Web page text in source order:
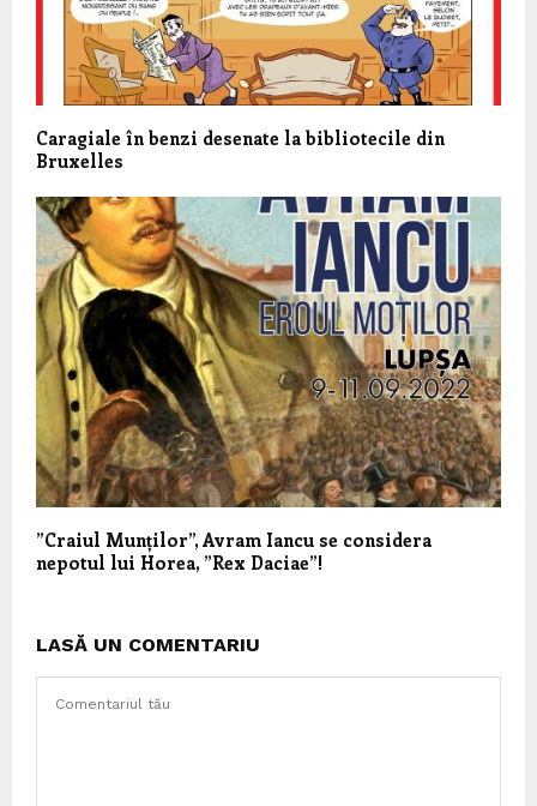
Caragiale în benzi desenate la bibliotecile din
Bruxelles
”Craiul Munților”, Avram Iancu se considera
nepotul lui Horea, ”Rex Daciae”!
LASĂ UN COMENTARIU